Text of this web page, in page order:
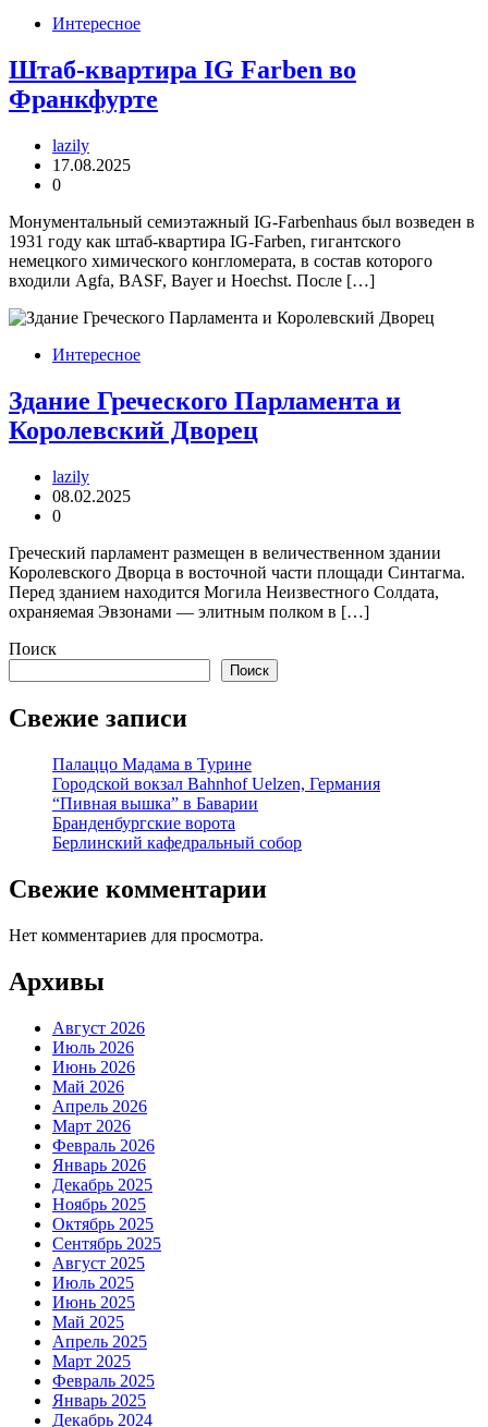
Интересное
Штаб-квартира IG Farben во
Франкфурте
lazily
17.08.2025
0
Монументальный семиэтажный IG-Farbenhaus был возведен в
1931 году как штаб-квартира IG-Farben, гигантского
немецкого химического конгломерата, в состав которого
входили Agfa, BASF, Bayer и Hoechst. После […]
Интересное
Здание Греческого Парламента и
Королевский Дворец
lazily
08.02.2025
0
Греческий парламент размещен в величественном здании
Королевского Дворца в восточной части площади Синтагма.
Перед зданием находится Могила Неизвестного Солдата,
охраняемая Эвзонами — элитным полком в […]
Поиск
Поиск
Свежие записи
Палаццо Мадама в Турине
Городской вокзал Bahnhof Uelzen, Германия
“Пивная вышка” в Баварии
Бранденбургские ворота
Берлинский кафедральный собор
Свежие комментарии
Нет комментариев для просмотра.
Архивы
Август 2026
Июль 2026
Июнь 2026
Май 2026
Апрель 2026
Март 2026
Февраль 2026
Январь 2026
Декабрь 2025
Ноябрь 2025
Октябрь 2025
Сентябрь 2025
Август 2025
Июль 2025
Июнь 2025
Май 2025
Апрель 2025
Март 2025
Февраль 2025
Январь 2025
Декабрь 2024